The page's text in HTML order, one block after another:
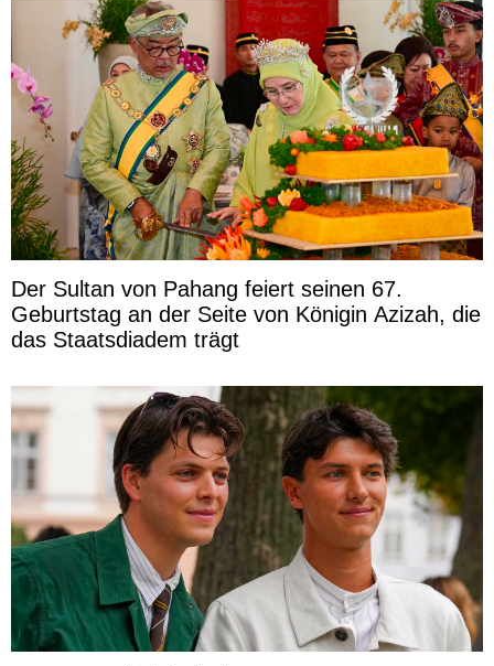
Der Sultan von Pahang feiert seinen 67.
Geburtstag an der Seite von Königin Azizah, die
das Staatsdiadem trägt